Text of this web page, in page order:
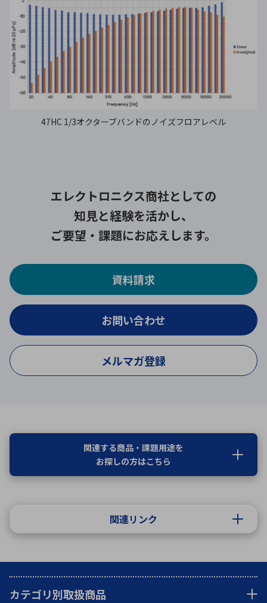
47HC 1/3オクターブバンドのノイズフロアレベル
エレクトロニクス商社としての
知見と経験を活かし、
ご要望・課題にお応えします。
資料請求
お問い合わせ
メルマガ登録
関連する商品・課題用途を
お探しの方はこちら
関連リンク
カテゴリ別取扱商品